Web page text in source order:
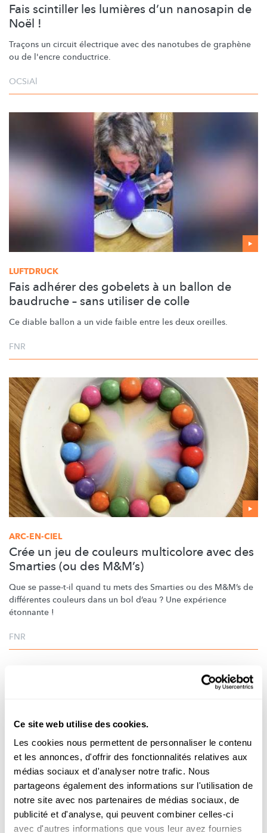
Ce site web utilise des cookies.
Les cookies nous permettent de personnaliser le contenu
et les annonces, d'offrir des fonctionnalités relatives aux
médias sociaux et d'analyser notre trafic. Nous
partageons également des informations sur l'utilisation de
notre site avec nos partenaires de médias sociaux, de
publicité et d'analyse, qui peuvent combiner celles-ci
avec d'autres informations que vous leur avez fournies
Fais scintiller les lumières d’un nanosapin de
Noël !
Traçons un circuit électrique avec des nanotubes de graphène
ou de l'encre conductrice.
OCSiAl
LUFTDRUCK
Fais adhérer des gobelets à un ballon de
baudruche – sans utiliser de colle
Ce diable ballon a un vide faible entre les deux oreilles.
FNR
ARC-EN-CIEL
Crée un jeu de couleurs multicolore avec des
Smarties (ou des M&M’s)
Que se passe-t-il quand tu mets des Smarties ou des M&M’s de
différentes couleurs dans un bol d’eau ? Une expérience
étonnante !
FNR
EFFET - CANNELLE